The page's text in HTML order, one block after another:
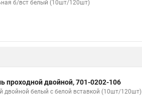
б/вст белый (10шт/120шт)
проходной двойной, 701-0202-106
двойной белый с белой вставкой (10шт/120шт)